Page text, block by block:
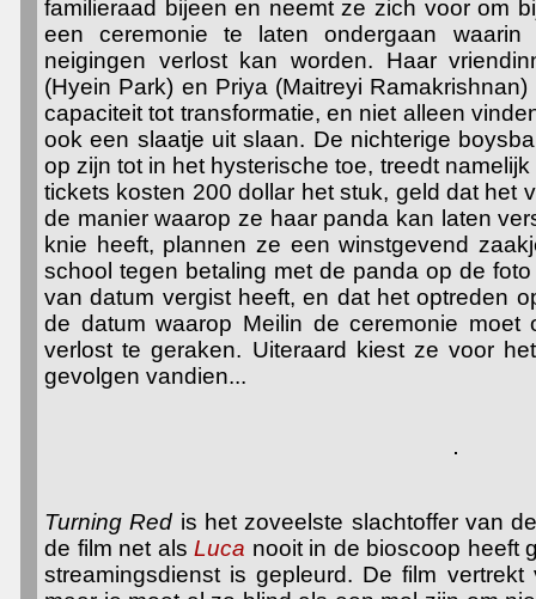
familieraad bijeen en neemt ze zich voor om
een ceremonie te laten ondergaan
neigingen verlost kan worden. Haar
(Hyein Park) en Priya (Maitreyi
capaciteit tot transformatie, en niet alleen
ook een slaatje uit slaan. De nichterige
op zijn tot in het hysterische toe, treedt
tickets kosten 200 dollar het stuk, geld dat het
de manier waarop ze haar panda kan laten
knie heeft, plannen ze een winstgevend
school tegen betaling met de panda op de
van datum vergist heeft, en dat het optreden
de datum waarop Meilin de ceremonie
verlost te geraken. Uiteraard kiest ze voor
gevolgen vandien...
Turning Red is het zoveelste slachtoffer van
de film net als Luca nooit in de bioscoop heeft
streamingsdienst is gepleurd. De film